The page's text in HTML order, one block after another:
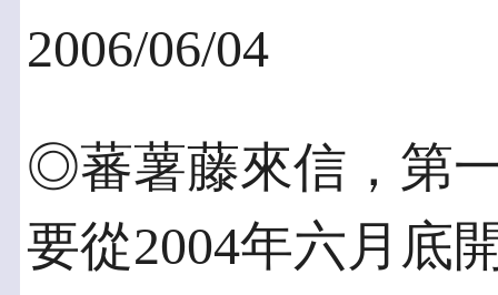
2006/06/04
◎蕃薯藤來信，第
要從2004年六月底